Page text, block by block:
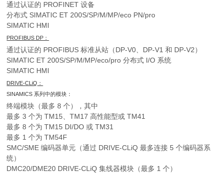
通过认证的 PROFINET 设备
分布式 SIMATIC ET 200S/SP/M/MP/eco PN/pro
SIMATIC HMI
PROFIBUS DP：
通过认证的 PROFIBUS 标准从站（DP-V0、DP-V1 和 DP-V2）
SIMATIC ET 200S/SP/M/MP/eco/pro 分布式 I/O 系统
SIMATIC HMI
DRIVE-CLiQ：
SINAMICS 系列中的模块：
终端模块（最多 8 个），其中
最多 3 个为 TM15、TM17 高性能型或 TM41
最多 8 个为 TM15 DI/DO 或 TM31
最多 1 个为 TM54F
SMC/SME 编码器单元（通过 DRIVE-CLiQ 最多连接 5 个编码器系
统）
DMC20/DME20 DRIVE‑CLiQ 集线器模块（最多 1 个）